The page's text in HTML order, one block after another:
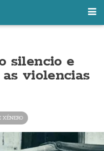
silencio e
violencias
XÉNERO